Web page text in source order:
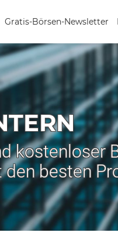
Gratis-Börsen-Newsletter
kostenloser
besten